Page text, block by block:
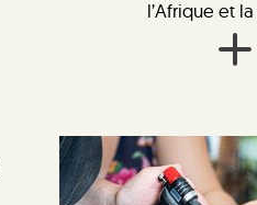
l’Afrique et